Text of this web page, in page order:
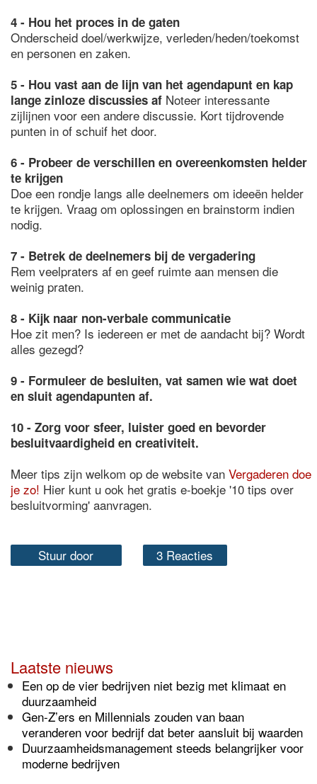
4 - Hou het proces in de gaten
Onderscheid doel/werkwijze, verleden/heden/toekomst
en personen en zaken.
5 - Hou vast aan de lijn van het agendapunt en kap
lange zinloze discussies af Noteer interessante
zijlijnen voor een andere discussie. Kort tijdrovende
punten in of schuif het door.
6 - Probeer de verschillen en overeenkomsten helder
te krijgen
Doe een rondje langs alle deelnemers om ideeën helder
te krijgen. Vraag om oplossingen en brainstorm indien
nodig.
7 - Betrek de deelnemers bij de vergadering
Rem veelpraters af en geef ruimte aan mensen die
weinig praten.
8 - Kijk naar non-verbale communicatie
Hoe zit men? Is iedereen er met de aandacht bij? Wordt
alles gezegd?
9 - Formuleer de besluiten, vat samen wie wat doet
en sluit agendapunten af.
10 - Zorg voor sfeer, luister goed en bevorder
besluitvaardigheid en creativiteit.
Meer tips zijn welkom op de website van Vergaderen doe
je zo! Hier kunt u ook het gratis e-boekje '10 tips over
besluitvorming' aanvragen.
Stuur door 3 Reacties
Laatste nieuws
Een op de vier bedrijven niet bezig met klimaat en
duurzaamheid
Gen-Z’ers en Millennials zouden van baan
veranderen voor bedrijf dat beter aansluit bij waarden
Duurzaamheidsmanagement steeds belangrijker voor
moderne bedrijven